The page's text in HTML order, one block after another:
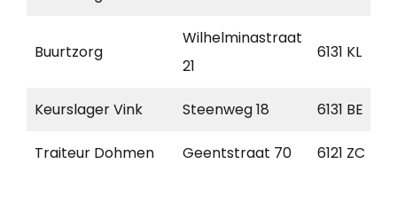
Buurtzorg
Wilhelminastraat
21
6131 KL
Keurslager Vink Steenweg 18 6131 BE
Traiteur Dohmen Geentstraat 70 6121 ZC